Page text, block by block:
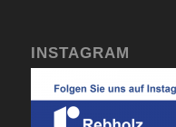
INSTAGRAM